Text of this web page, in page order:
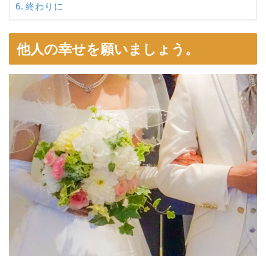
終わりに
他人の幸せを願いましょう。